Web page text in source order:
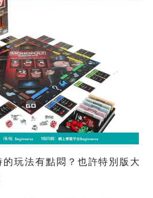
玩法有點悶？也許特別版大